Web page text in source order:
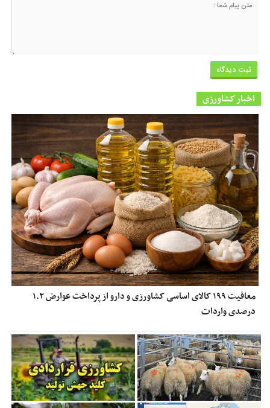
اخبار کشاورزی
معافیت ۱۹۹ کالای اساسی کشاورزی و دارو از پرداخت عوارض ۱.۲
درصدی واردات